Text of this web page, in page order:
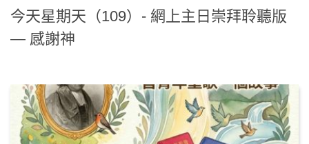
今天星期天（109）- 網上主日崇拜聆聽版
— 感謝神